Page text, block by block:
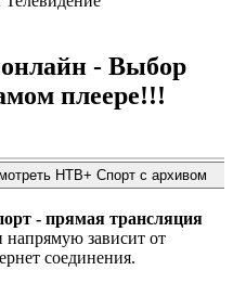
- Выбор
плеере!!!
- прямая трансляция
напрямую зависит от
соединения.